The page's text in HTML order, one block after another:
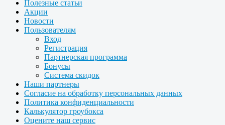
Полезные статьи
Акции
Новости
Пользователям
Вход
Регистрация
Партнерская программа
Бонусы
Система скидок
Наши партнеры
Согласие на обработку персональных данных
Политика конфиденциальности
Калькулятор гроубокса
Оцените наш сервис